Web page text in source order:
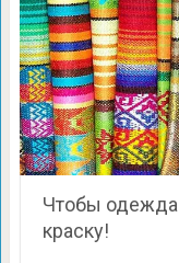
Чтобы одежда
краску!